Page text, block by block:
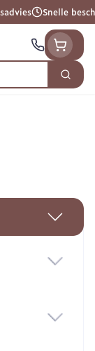
Snelle
Zoek